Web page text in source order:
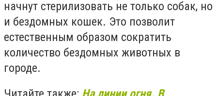
начнут стерилизовать не только собак, но
и бездомных кошек. Это позволит
естественным образом сократить
количество бездомных животных в
городе.